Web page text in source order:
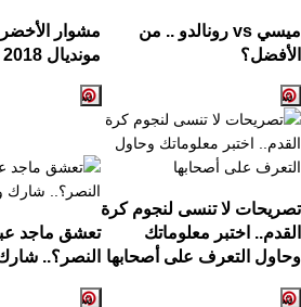
ميسي vs رونالدو .. من
الأفضل؟
مشوار
مونديال 2018
تصريحات لا تنسى لنجوم كرة
القدم.. اختبر معلوماتك
وحاول التعرف على أصحابها
تعشق ماجد
النصر؟..